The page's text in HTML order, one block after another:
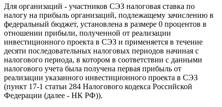
Для организаций - участников СЭЗ налоговая ставка по
налогу на прибыль организаций, подлежащему зачислению в
федеральный бюджет, установлена в размере 0 процентов в
отношении прибыли, полученной от реализации
инвестиционного проекта в СЭЗ и применяется в течение
десяти последовательных налоговых периодов начиная с
налогового периода, в котором в соответствии с данными
налогового учета была получена первая прибыль от
реализации указанного инвестиционного проекта в СЭЗ
(пункт 1 7-1 статьи 284 Налогового кодекса Российской
Федерации (далее - НК РФ)).